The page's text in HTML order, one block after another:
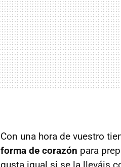
Con una hora de vuestro
forma de corazón para